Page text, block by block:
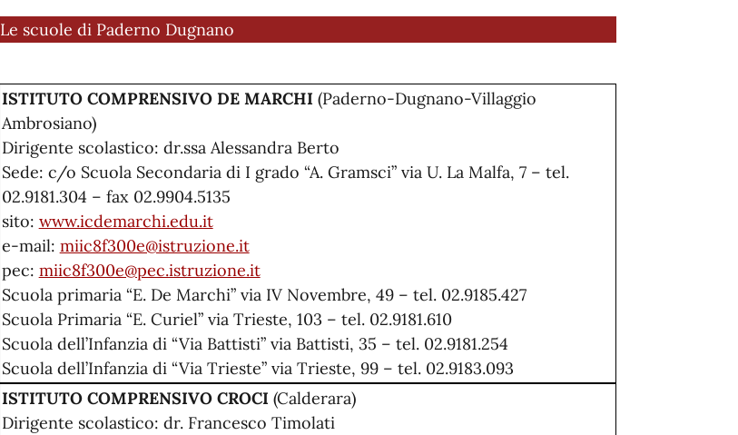
Le scuole di Paderno Dugnano
ISTITUTO COMPRENSIVO DE MARCHI (Paderno-Dugnano-Villaggio
Ambrosiano)
Dirigente scolastico: dr.ssa Alessandra Berto
Sede: c/o Scuola Secondaria di I grado “A. Gramsci” via U. La Malfa, 7 – tel.
02.9181.304 – fax 02.9904.5135
sito: www.icdemarchi.edu.it
e-mail: miic8f300e@istruzione.it
pec: miic8f300e@pec.istruzione.it
Scuola primaria “E. De Marchi” via IV Novembre, 49 – tel. 02.9185.427
Scuola Primaria “E. Curiel” via Trieste, 103 – tel. 02.9181.610
Scuola dell’Infanzia di “Via Battisti” via Battisti, 35 – tel. 02.9181.254
Scuola dell’Infanzia di “Via Trieste” via Trieste, 99 – tel. 02.9183.093
ISTITUTO COMPRENSIVO CROCI (Calderara)
Dirigente scolastico: dr. Francesco Timolati